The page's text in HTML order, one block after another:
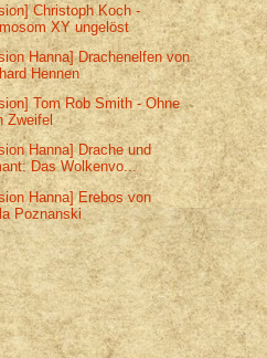
Christoph Koch -
XY ungelöst
Hanna] Drachenelfen von
Hennen
Tom Rob Smith - Ohne
Zweifel
Hanna] Drache und
Das Wolkenvo...
Hanna] Erebos von
Poznanski